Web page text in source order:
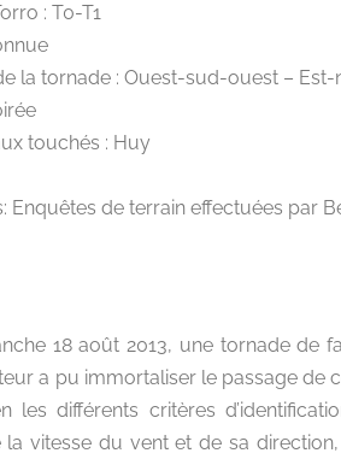
: T0-T1
la tornade : Ouest-sud-ouest –
touchés : Huy
Enquêtes de terrain effectuées par
18 août 2013, une tornade de
a pu immortaliser le passage de
les différents critères
vitesse du vent et de sa